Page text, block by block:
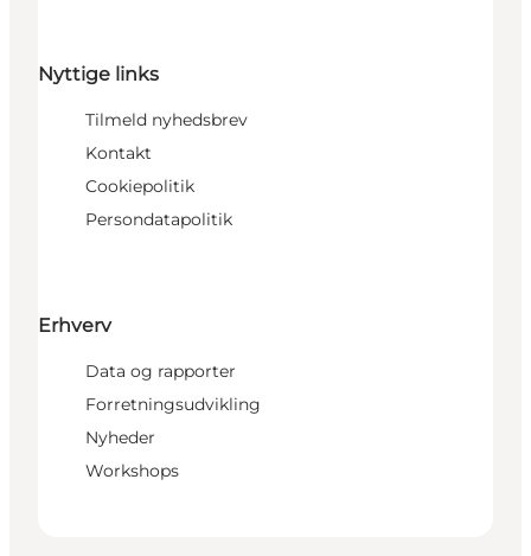
Nyttige links
Tilmeld nyhedsbrev
Kontakt
Cookiepolitik
Persondatapolitik
Erhverv
Data og rapporter
Forretningsudvikling
Nyheder
Workshops